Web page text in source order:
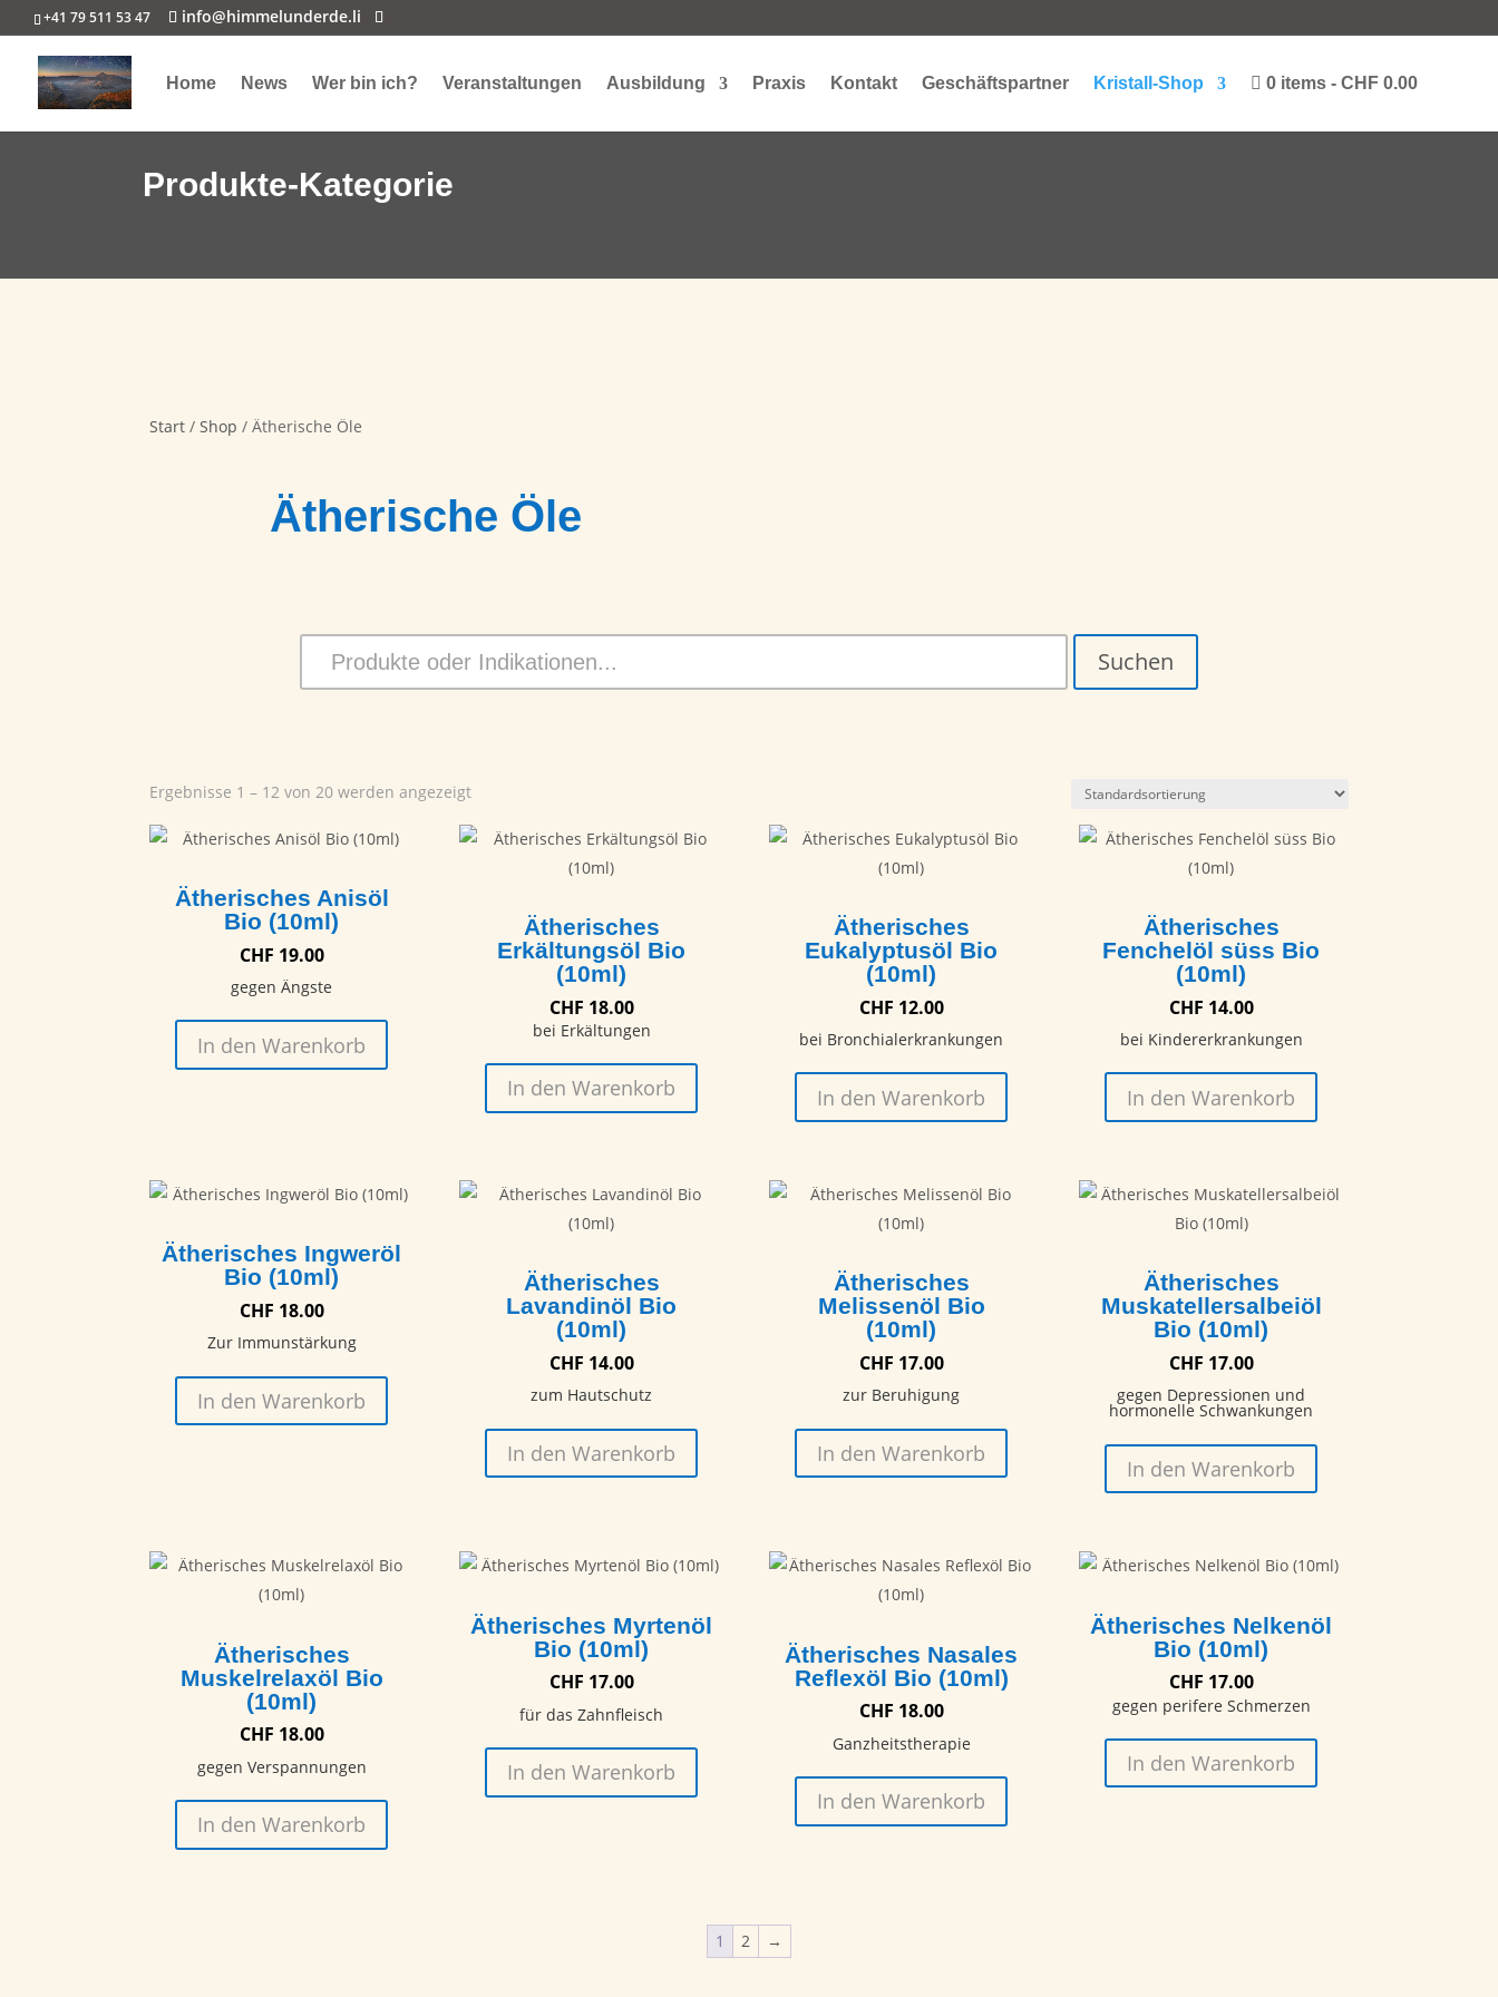
+41 79 511 53 47 info@himmelunderde.li
Home News Wer bin ich? Veranstaltungen Ausbildung Praxis Kontakt Geschäftspartner Kristall-Shop 0 items CHF 0.00
Produkte-Kategorie
Start /Shop / Ätherische Öle
Ätherische Öle
Suchen
Ergebnisse 1 – 12 von 20 werden angezeigt
Ätherisches Anisöl
Bio (10ml)
CHF 19.00
gegen Ängste
In den Warenkorb
Ätherisches
Erkältungsöl Bio
(10ml)
CHF 18.00
bei Erkältungen
In den Warenkorb
Ätherisches
Eukalyptusöl Bio
(10ml)
CHF 12.00
bei Bronchialerkrankungen
In den Warenkorb
Ätherisches
Fenchelöl süss Bio
(10ml)
CHF 14.00
bei Kindererkrankungen
In den Warenkorb
Ätherisches Ingweröl
Bio (10ml)
CHF 18.00
Zur Immunstärkung
In den Warenkorb
Ätherisches
Lavandinöl Bio
(10ml)
CHF 14.00
zum Hautschutz
In den Warenkorb
Ätherisches
Melissenöl Bio
(10ml)
CHF 17.00
zur Beruhigung
In den Warenkorb
Ätherisches
Muskatellersalbeiöl
Bio (10ml)
CHF 17.00
gegen Depressionen und
hormonelle Schwankungen
In den Warenkorb
Ätherisches
Muskelrelaxöl Bio
(10ml)
CHF 18.00
gegen Verspannungen
In den Warenkorb
Ätherisches Myrtenöl
Bio (10ml)
CHF 17.00
für das Zahnfleisch
In den Warenkorb
Ätherisches Nasales
Reflexöl Bio (10ml)
CHF 18.00
Ganzheitstherapie
In den Warenkorb
Ätherisches Nelkenöl
Bio (10ml)
CHF 17.00
gegen perifere Schmerzen
In den Warenkorb
1 2 →